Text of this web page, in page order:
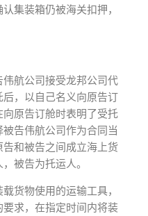
集装箱仍被海关扣押，
航公司接受龙邦公司代
，以自己名义向原告订
原告订舱时表明了受托
告伟航公司作为合同当
和被告之间成立海上货
被告为托运人。
货物使用的运输工具，
求，在指定时间内将装